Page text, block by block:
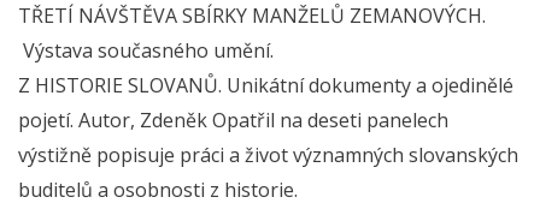
TŘETÍ NÁVŠTĚVA SBÍRKY MANŽELŮ ZEMANOVÝCH.
Výstava současného umění.
Z HISTORIE SLOVANŮ. Unikátní dokumenty a ojedinělé
pojetí. Autor, Zdeněk Opatřil na deseti panelech
výstižně popisuje práci a život významných slovanských
buditelů a osobnosti z historie.